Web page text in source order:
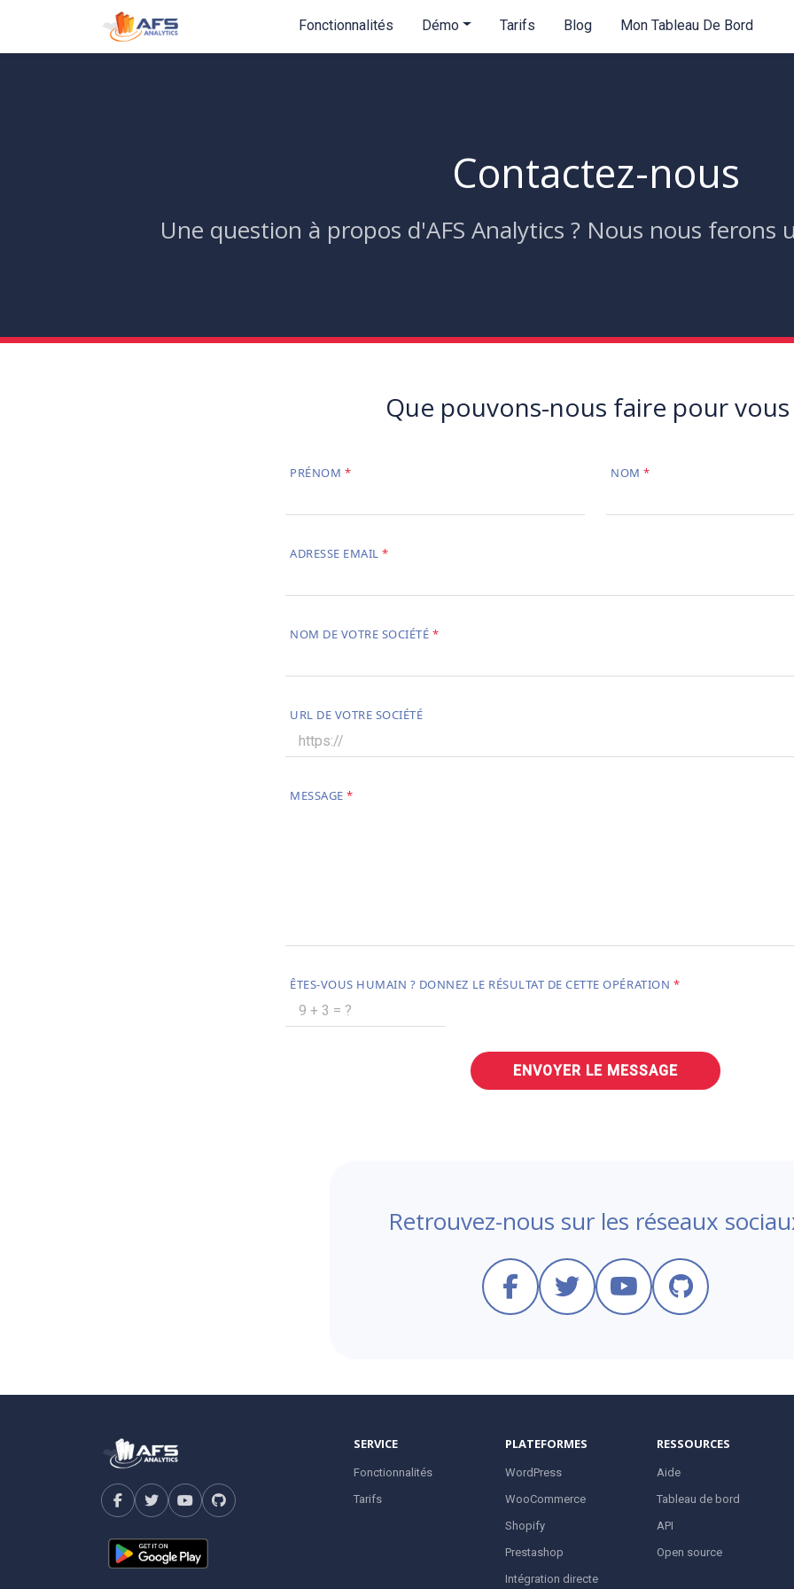
Fonctionnalités Démo Tarifs Blog Mon Tableau De Bord
Contactez-nous
Une question à propos d'AFS Analytics ? Nous nous ferons
Que pouvons-nous faire pour vous
PRÉNOM NOM
ADRESSE EMAIL
NOM DE VOTRE SOCIÉTÉ
URL DE VOTRE SOCIÉTÉ
MESSAGE
ÊTES-VOUS HUMAIN ? DONNEZ LE RÉSULTAT DE CETTE OPÉRATION
ENVOYER LE MESSAGE
Retrouvez-nous sur les réseaux
SERVICE
Fonctionnalités
Tarifs
PLATEFORMES
WordPress
WooCommerce
Shopify
Prestashop
Intégration directe
RESSOURCES
Aide
Tableau de bord
API
Open source